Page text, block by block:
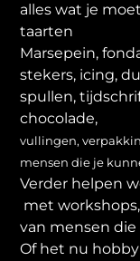
alles wat je
taarten
Marsepein,
stekers, icing,
spullen,
chocolade,
vullingen,
mensen die je
Verder helpen
met
van mensen die
Of het nu hobby